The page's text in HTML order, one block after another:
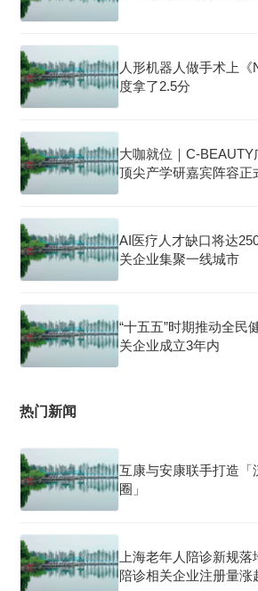
人形机器人做手术上
度拿了2.5分
大咖就位｜C-BEAUTY
顶尖产学研嘉宾阵容正
AI医疗人才缺口将达
关企业集聚一线城市
“十五五”时期推动全民
关企业成立3年内
热门新闻
互康与安康联手打造「
圈」
上海老年人陪诊新规
陪诊相关企业注册量涨